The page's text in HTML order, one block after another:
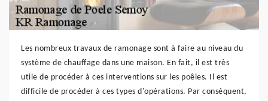
Les nombreux travaux de ramonage sont à faire au niveau du
système de chauffage dans une maison. En fait, il est très
utile de procéder à ces interventions sur les poêles. Il est
difficile de procéder à ces types d'opérations. Par conséquent,